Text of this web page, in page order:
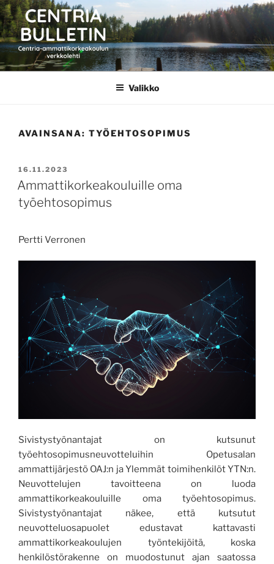
Siirry
sisältöön
CENTRIA BULLETIN
Valikko
AVAINSANA: TYÖEHTOSOPIMUS
JULKAISTU
16.11.2023
Ammattikorkeakouluille oma
työehtosopimus
Pertti Verronen
Sivistystyönantajat on kutsunut
työehtosopimusneuvotteluihin Opetusalan
ammattijärjestö OAJ:n ja Ylemmät toimihenkilöt YTN:n.
Neuvottelujen tavoitteena on luoda
ammattikorkeakouluille oma työehtosopimus.
Sivistystyönantajat näkee, että kutsutut
neuvotteluosapuolet edustavat kattavasti
ammattikorkeakoulujen työntekijöitä, koska
henkilöstörakenne on muodostunut ajan saatossa